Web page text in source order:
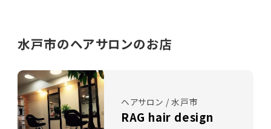
水戸市のヘアサロンのお店
ヘアサロン / 水戸市
RAG hair design